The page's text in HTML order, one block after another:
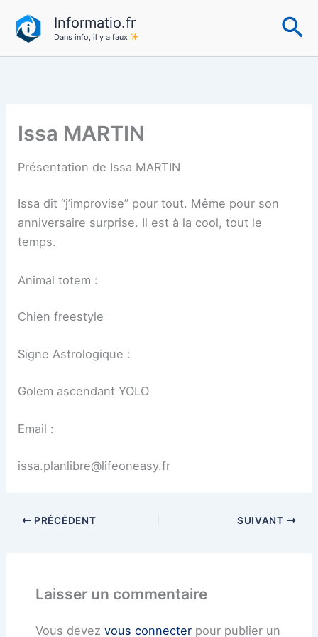
contenu
Informatio.fr
Dans info, il y a faux
Issa MARTIN
Présentation de Issa MARTIN
Issa dit “j’improvise” pour tout. Même pour son
anniversaire surprise. Il est à la cool, tout le
temps.
Animal totem :
Chien freestyle
Signe Astrologique :
Golem ascendant YOLO
Email :
issa.planlibre@lifeoneasy.fr
PRÉCÉDENT SUIVANT
Laisser un commentaire
Vous devez vous connecterpour publier un